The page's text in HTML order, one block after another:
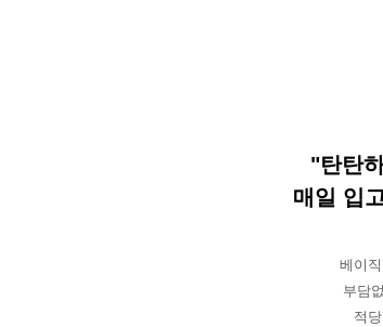
"탄탄
매일 입
베이
부담
적